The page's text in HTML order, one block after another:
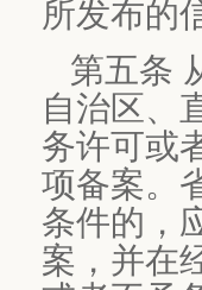
所发布的
第五条
自治区、
务许可或
项备案。
条件的，
案，并在